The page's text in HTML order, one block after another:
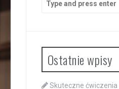
for:
Ostatnie wpisy
Skuteczne ćwiczenia